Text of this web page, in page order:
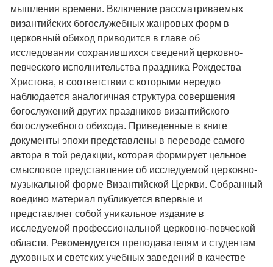
мышления времени. Включение рассматриваемых
византийских богослужебных жанровых форм в
церковный обиход приводится в главе об
исследовании сохранившихся сведений церковно-
певческого исполнительства праздника Рождества
Христова, в соответствии с которыми нередко
наблюдается аналогичная структура совершения
богослужений других праздников византийского
богослужебного обихода. Приведенные в книге
документы эпохи представлены в переводе самого
автора в той редакции, которая формирует цельное
смысловое представление об исследуемой церковно-
музыкальной форме Византийской Церкви. Собранный
воедино материал публикуется впервые и
представляет собой уникальное издание в
исследуемой профессиональной церковно-певческой
области. Рекомендуется преподавателям и студентам
духовных и светских учебных заведений в качестве